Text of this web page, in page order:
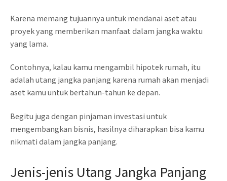
Karena memang tujuannya untuk mendanai aset atau
proyek yang memberikan manfaat dalam jangka waktu
yang lama.
Contohnya, kalau kamu mengambil hipotek rumah, itu
adalah utang jangka panjang karena rumah akan menjadi
aset kamu untuk bertahun-tahun ke depan.
Begitu juga dengan pinjaman investasi untuk
mengembangkan bisnis, hasilnya diharapkan bisa kamu
nikmati dalam jangka panjang.
Jenis-jenis Utang Jangka Panjang